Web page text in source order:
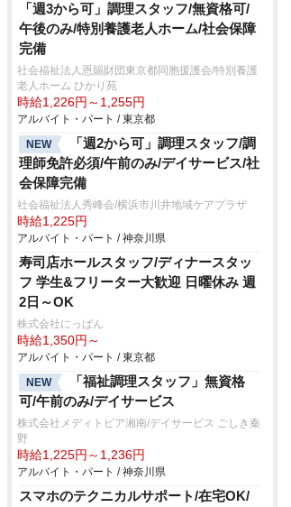
「週3から可」調理スタッフ/無資格可/
午後のみ/特別養護老人ホーム/社会保障
完備
社会福祉法人恩賜財団東京都同胞援護会/特別養護
老人ホーム ひかり苑
時給1,226円～1,255円
アルバイト・パート / 東京都
NEW
「週2から可」調理スタッフ/調
理師免許必須/午前のみ/デイサービス/社
会保障完備
社会福祉法人秀峰会/横浜市川井地域ケアプラザ
時給1,225円
アルバイト・パート / 神奈川県
寿司店ホールスタッフ/ディナースタッ
フ 学生&フリーター大歓迎 日曜休み 週
2日～OK
株式会社にっぱん
時給1,350円～
アルバイト・パート / 東京都
NEW
「福祉調理スタッフ」無資格
可/午前のみ/デイサービス
株式会社メディトピア湘南/デイサービス ごしき秦
野
時給1,225円～1,236円
アルバイト・パート / 神奈川県
スマホのテクニカルサポート/在宅OK/